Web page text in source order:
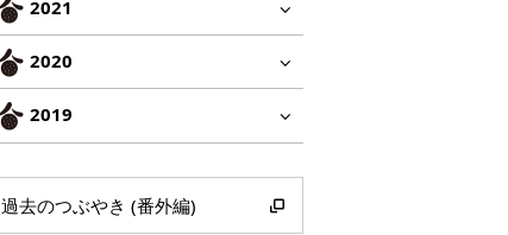
2021
2020
2019
過去のつぶやき (番外編)